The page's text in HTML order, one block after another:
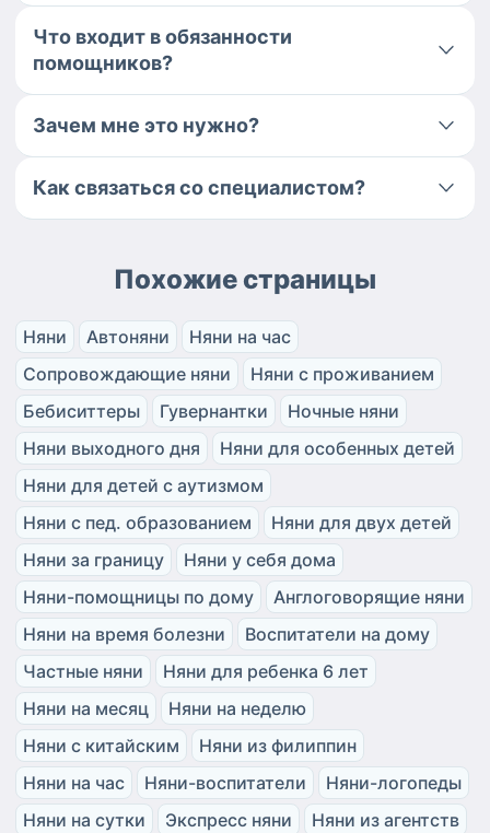
Что входит в обязанности
помощников?
Зачем мне это нужно?
Как связаться со специалистом?
Похожие страницы
Няни Автоняни
Няни на час
Сопровождающие няни
Няни с проживанием
Бебиситтеры
Гувернантки
Ночные няни
Няни выходного дня
Няни для особенных детей
Няни для детей с аутизмом
Няни с пед. образованием
Няни для двух детей
Няни за границу
Няни у себя дома
Няни-помощницы по дому
Англоговорящие няни
Няни на время болезни
Воспитатели на дому
Частные няни
Няни для ребенка 6 лет
Няни на месяц
Няни на неделю
Няни с китайским
Няни из филиппин
Няни на час
Няни-воспитатели
Няни-логопеды
Няни на сутки
Экспресс няни
Няни из агентств